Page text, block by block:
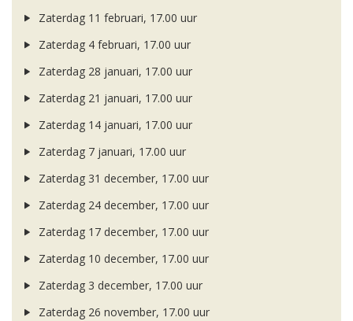
Zaterdag 11 februari, 17.00 uur
Zaterdag 4 februari, 17.00 uur
Zaterdag 28 januari, 17.00 uur
Zaterdag 21 januari, 17.00 uur
Zaterdag 14 januari, 17.00 uur
Zaterdag 7 januari, 17.00 uur
Zaterdag 31 december, 17.00 uur
Zaterdag 24 december, 17.00 uur
Zaterdag 17 december, 17.00 uur
Zaterdag 10 december, 17.00 uur
Zaterdag 3 december, 17.00 uur
Zaterdag 26 november, 17.00 uur